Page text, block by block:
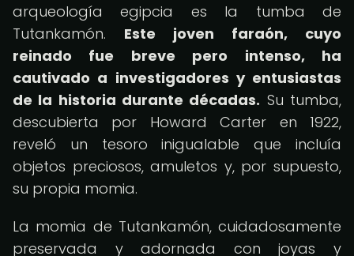
arqueología egipcia es la tumba de
Tutankamón. Este joven faraón, cuyo
reinado fue breve pero intenso, ha
cautivado a investigadores y entusiastas
de la historia durante décadas. Su tumba,
descubierta por Howard Carter en 1922,
reveló un tesoro inigualable que incluía
objetos preciosos, amuletos y, por supuesto,
su propia momia.
La momia de Tutankamón, cuidadosamente
preservada y adornada con joyas y